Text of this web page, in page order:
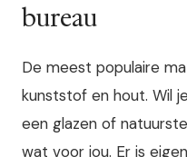
bureau
De meest populaire
kunststof en hout. Wil
een glazen of
wat voor jou. Er is